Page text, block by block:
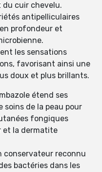
du cuir chevelu.
antipelliculaires
profondeur et
les sensations
favorisant ainsi une
doux et plus brillants.
étend ses
de la peau pour
fongiques
et la dermatite
conservateur reconnu
bactéries dans les